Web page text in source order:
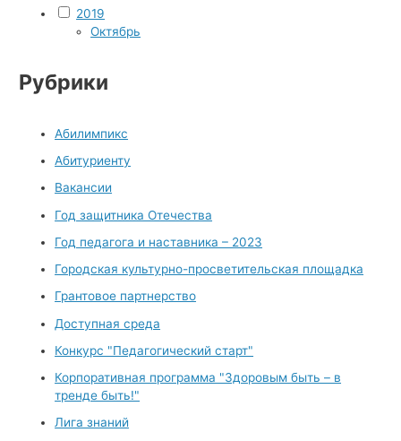
2019
Октябрь
Рубрики
Абилимпикс
Абитуриенту
Вакансии
Год защитника Отечества
Год педагога и наставника – 2023
Городская культурно-просветительская площадка
Грантовое партнерство
Доступная среда
Конкурс "Педагогический старт"
Корпоративная программа "Здоровым быть – в
тренде быть!"
Лига знаний